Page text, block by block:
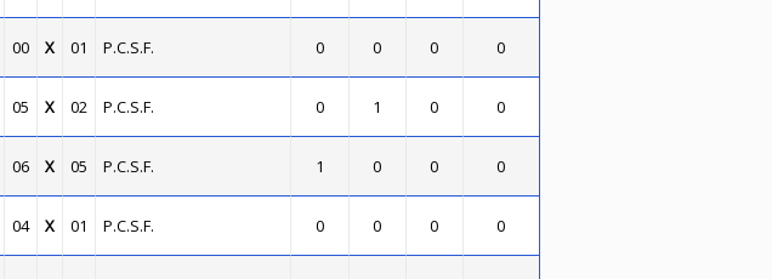
00 X 01 P.C.S.F. 0 0 0 0
05 X 02 P.C.S.F. 0 1 0 0
06 X 05 P.C.S.F. 1 0 0 0
04 X 01 P.C.S.F. 0 0 0 0